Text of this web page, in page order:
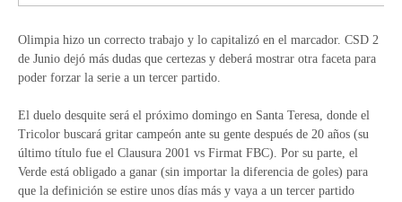
Olimpia hizo un correcto trabajo y lo capitalizó en el marcador. CSD 2
de Junio dejó más dudas que certezas y deberá mostrar otra faceta para
poder forzar la serie a un tercer partido.
El duelo desquite será el próximo domingo en Santa Teresa, donde el
Tricolor buscará gritar campeón ante su gente después de 20 años (su
último título fue el Clausura 2001 vs Firmat FBC). Por su parte, el
Verde está obligado a ganar (sin importar la diferencia de goles) para
que la definición se estire unos días más y vaya a un tercer partido